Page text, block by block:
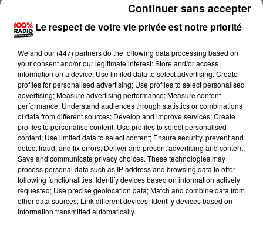
Lecture (3 min 1 sec)
100%
Le respect de votre vie privée est notre priorité
We and our (447) partnersdo the following data processing based on
your consent and/or our legitimate interest: Store and/or access
information on a device; Use limited data to select advertising; Create
profiles for personalised advertising; Use profiles to select personalised
advertising; Measure advertising performance; Measure content
performance; Understand audiences through statistics or combinations
of data from different sources; Develop and improve services; Create
profiles to personalise content; Use profiles to select personalised
content; Use limited data to select content; Ensure security, prevent and
detect fraud, and fix errors; Deliver and present advertising and content;
Save and communicate privacy choices. These technologies may
process personal data such as IP address and browsing data to offer
following functionalities: Identify devices based on information actively
requested; Use precise geolocation data; Match and combine data from
other data sources; Link different devices; Identify devices based on
information transmitted automatically.
Continuer sans accepter